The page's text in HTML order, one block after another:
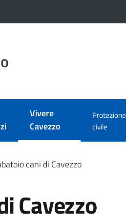
Vivere
Cavezzo
Menu selezionato
Protezione
civile
cani di Cavezzo
Cavezzo